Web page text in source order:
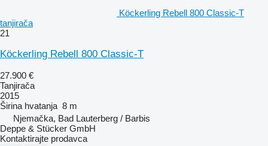
Köckerling Rebell 800 Classic-T
tanjirača
21
Köckerling Rebell 800 Classic-T
27.900 €
Tanjirača
2015
Širina hvatanja 8 m
Njemačka, Bad Lauterberg / Barbis
Deppe & Stücker GmbH
Kontaktirajte prodavca